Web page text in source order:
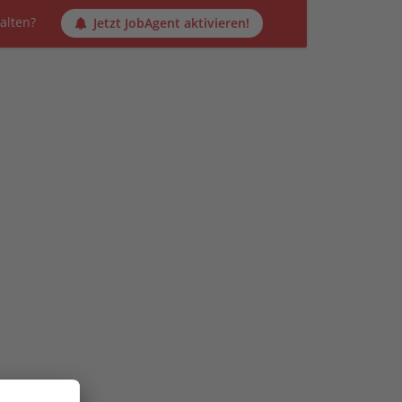
Jetzt JobAgent aktivieren!